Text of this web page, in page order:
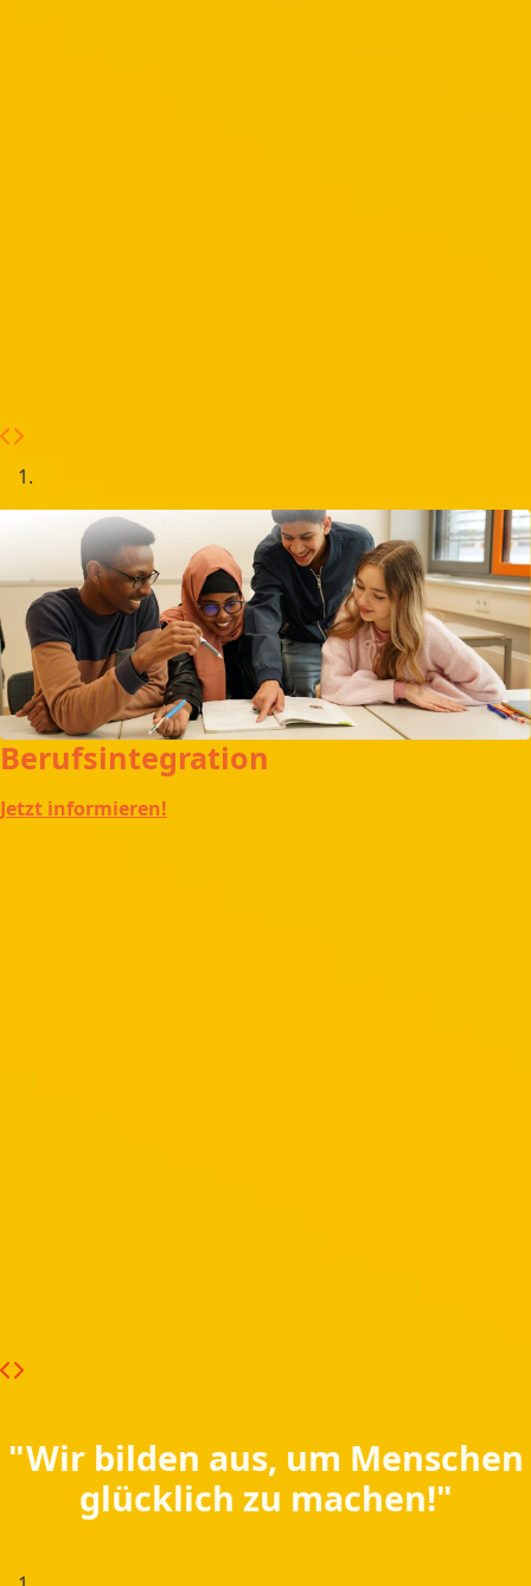
Berufsintegration
Jetzt informieren!
"Wir bilden aus, um Menschen
glücklich zu machen!"